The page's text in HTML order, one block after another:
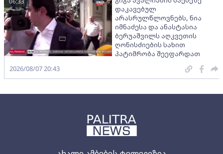
დაკავებულ
არასრულწლოვნებს, ნია
იმნაძესა და ანასტასია
ბერუაშვილს აღკვეთის
ღონისძიების სახით
პატიმრობა შეეფარდათ
2026/08/07 20:43